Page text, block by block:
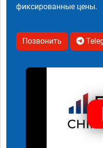
фиксированные цены.
Позвонить